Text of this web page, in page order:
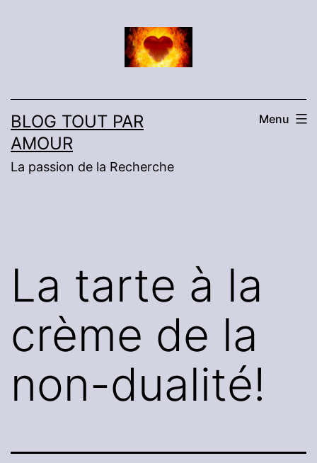
BLOG TOUT PAR
AMOUR
La passion de la Recherche
Menu
La tarte à la
crème de la
non-dualité!